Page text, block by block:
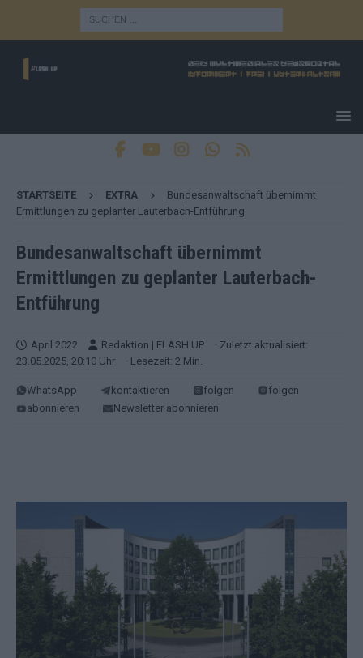
STARTSEITE EXTRA
Bundesanwaltschaft übernimmt
Ermittlungen zu geplanter Lauterbach-Entführung
Bundesanwaltschaft übernimmt
Ermittlungen zu geplanter Lauterbach-
Entführung
April 2022 Redaktion | FLASH UP
· Zuletzt aktualisiert:
23.05.2025, 20:10 Uhr
· Lesezeit: 2 Min.
WhatsApp kontaktieren folgen
folgen
abonnieren
Newsletter abonnieren